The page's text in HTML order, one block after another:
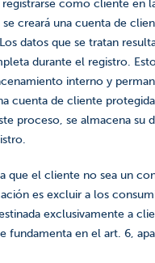
registrarse como cliente en
se creará una cuenta de
datos que se tratan
durante el registro.
interno y
cuenta de cliente
proceso, se almacena su
que el cliente no sea un
es excluir a los
exclusivamente a
fundamenta en el art. 6,